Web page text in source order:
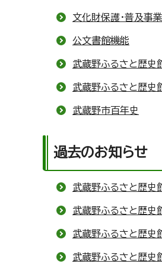
文化財保護・普及事業
公文書館機能
武蔵野ふるさと歴史
武蔵野ふるさと歴史
武蔵野市百年史
過去のお知らせ
武蔵野ふるさと歴史
武蔵野ふるさと歴史
武蔵野ふるさと歴史
武蔵野ふるさと歴史